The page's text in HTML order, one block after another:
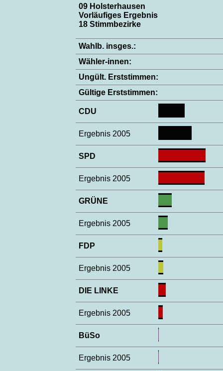
09 Holsterhausen
Vorläufiges Ergebnis
18 Stimmbezirke
Wahlb. insges.:
Wähler-innen:
Ungült. Erststimmen:
Gültige Erststimmen:
CDU
Ergebnis 2005
SPD
Ergebnis 2005
GRÜNE
Ergebnis 2005
FDP
Ergebnis 2005
DIE LINKE
Ergebnis 2005
BüSo
Ergebnis 2005